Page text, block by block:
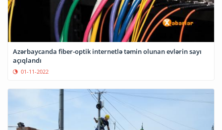
Azərbaycanda fiber-optik internetlə təmin olunan evlərin sayı
açıqlandı
01-11-2022